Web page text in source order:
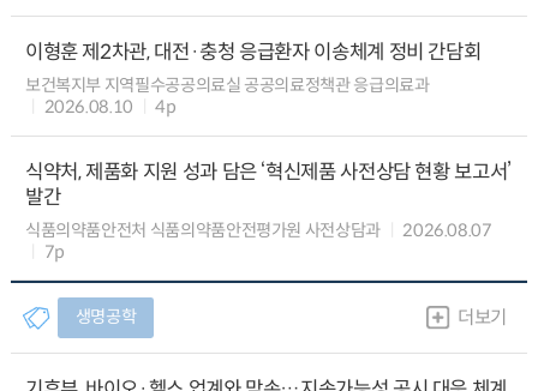
이형훈 제2차관, 대전·충청 응급환자 이송체계 정비 간담회
보건복지부 지역필수공공의료실 공공의료정책관 응급의료과
2026.08.10
4p
식약처, 제품화 지원 성과 담은 ‘혁신제품 사전상담 현황 보고서’
발간
식품의약품안전처 식품의약품안전평가원 사전상담과
2026.08.07
7p
생명공학 더보기